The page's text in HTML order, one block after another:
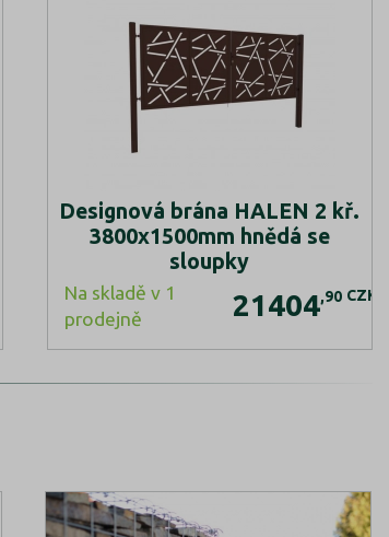
Designová brána HALEN 2 kř.
3800x1500mm hnědá se
sloupky
Na skladě v 1
prodejně
21404,90 CZK